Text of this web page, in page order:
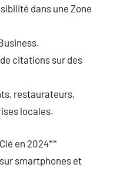
dans une Zone
citations sur des
restaurateurs,
locales.
en 2024**
smartphones et